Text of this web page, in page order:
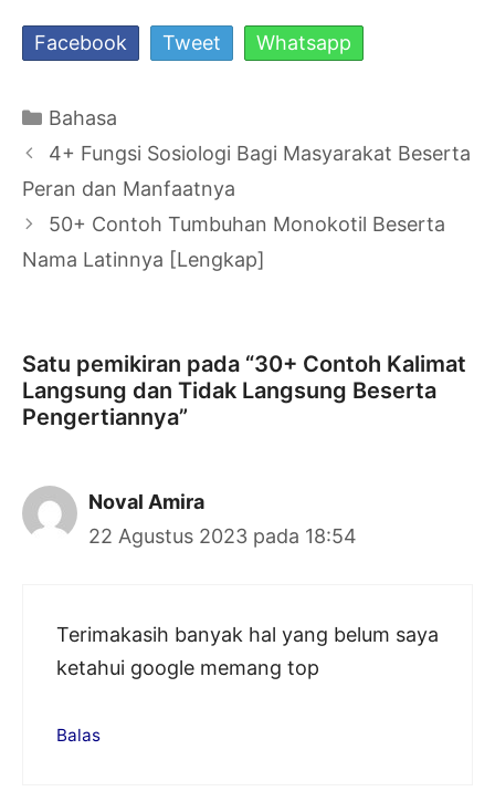
Facebook Tweet Whatsapp
Kategori
Bahasa
Navigasi
Tulisan
4+ Fungsi Sosiologi Bagi Masyarakat Beserta
Peran dan Manfaatnya
50+ Contoh Tumbuhan Monokotil Beserta
Nama Latinnya [Lengkap]
Satu pemikiran pada “30+ Contoh Kalimat
Langsung dan Tidak Langsung Beserta
Pengertiannya”
Noval Amira
22 Agustus 2023 pada 18:54
Terimakasih banyak hal yang belum saya
ketahui google memang top
Balas